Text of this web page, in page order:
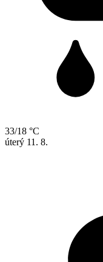
33/18 °C
úterý 11. 8.